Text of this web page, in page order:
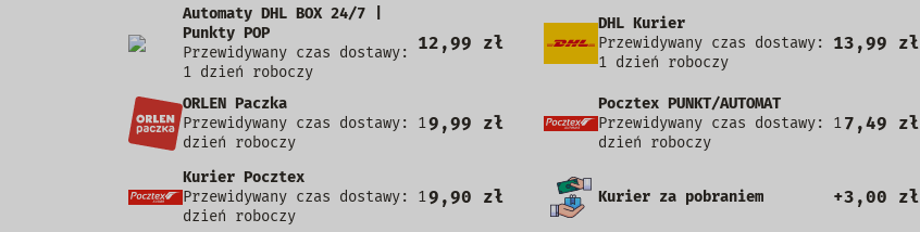
Automaty DHL BOX 24/7 |
Punkty POP
Przewidywany czas dostawy:
1 dzień roboczy
12,99 zł
DHL Kurier
Przewidywany czas dostawy:
1 dzień roboczy
13,99 zł
ORLEN Paczka
Przewidywany czas dostawy: 1
dzień roboczy
9,99 zł
Pocztex PUNKT/AUTOMAT
Przewidywany czas dostawy: 1
dzień roboczy
7,49 zł
Kurier Pocztex
Przewidywany czas dostawy: 1
dzień roboczy
9,90 zł Kurier za pobraniem +3,00 zł